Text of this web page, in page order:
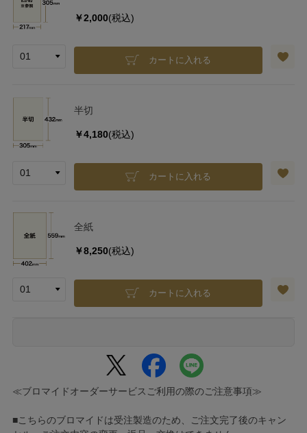
￥2,000(税込)
カートに入れる
半切
￥4,180(税込)
カートに入れる
全紙
￥8,250(税込)
カートに入れる
≪ブロマイドオーダーサービスご利用の際のご注意事項≫
■こちらのブロマイドは受注製造のため、ご注文完了後のキャン